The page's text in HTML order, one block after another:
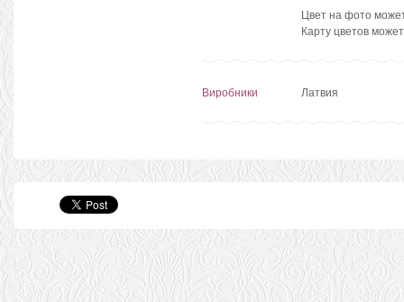
Цвет на фото
Карту цветов
Виробники Латвия